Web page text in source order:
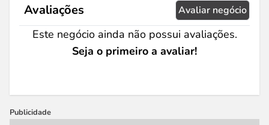
Avaliações Avaliar negócio
Este negócio ainda não possui avaliações.
Seja o primeiro a avaliar!
Publicidade